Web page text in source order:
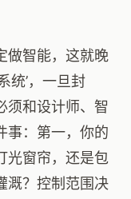
做智能，这就晚
统’，一旦封
须和设计师、智
事：第一，你的
光窗帘，还是包
溉？控制范围决